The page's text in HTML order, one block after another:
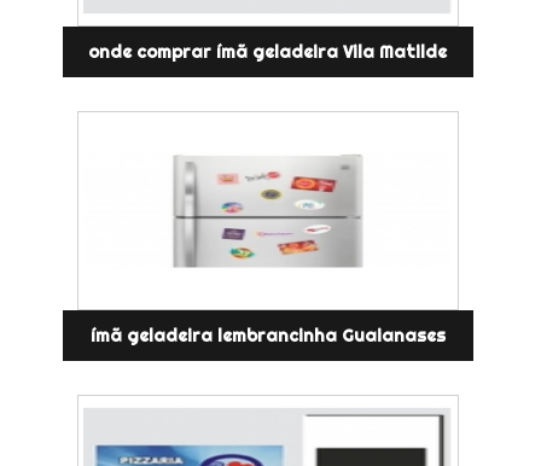
onde comprar ímã geladeira Vila Matilde
ímã geladeira lembrancinha Guaianases